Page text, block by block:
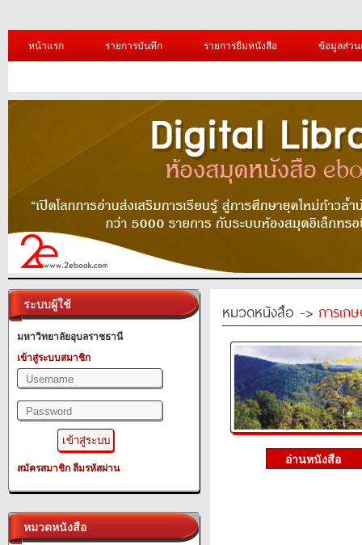
หน้าแรก รายการบันทึก รายการยืมหนังสือ ข้อมูลส่ว
ระบบผู้ใช้
มหาวิทยาลัยอุบลราชธานี
เข้าสู่ระบบสมาชิก
สมัครสมาชิก ลืมรหัสผ่าน
หมวดหนังสือ
หมวดหนังสือ -> การเก